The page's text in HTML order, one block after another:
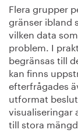
Flera grupper
gränser ibland
vilken data
problem. I
begränsas till
kan finns
efterfrågades
utformat
visualiseringar
till stora